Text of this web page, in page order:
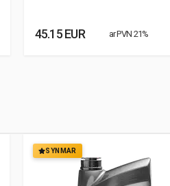
45.15 EUR ar PVN 21%
SYNMAR